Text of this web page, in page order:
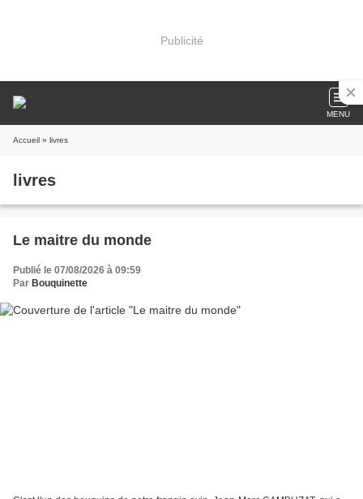
Publicité
MENU
Accueil » livres
livres
Le maitre du monde
Publié le 07/08/2026 à 09:59
Par Bouquinette